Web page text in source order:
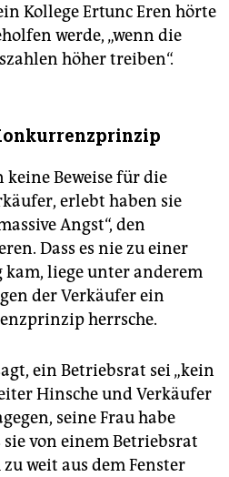
Kollege Ertunc Eren hörte
werde, „wenn die
höher treiben“.
Beweise für die
erlebt haben sie
Angst“, den
Dass es nie zu einer
liege unter anderem
der Verkäufer ein
herrsche.
ein Betriebsrat sei „kein
Hinsche und Verkäufer
seine Frau habe
von einem Betriebsrat
weit aus dem Fenster